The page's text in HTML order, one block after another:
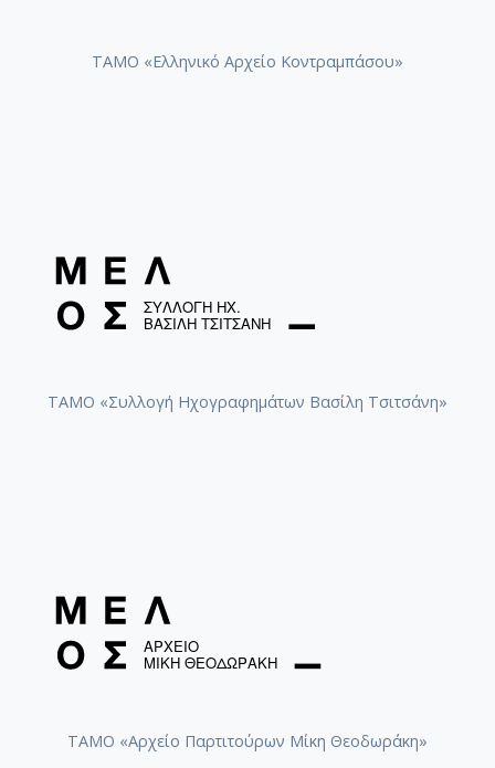
ΤΑΜΟ «Ελληνικό Αρχείο Κοντραμπάσου»
ΤΑΜΟ «Συλλογή Ηχογραφημάτων Βασίλη Τσιτσάνη»
ΤΑΜΟ «Αρχείο Παρτιτούρων Μίκη Θεοδωράκη»